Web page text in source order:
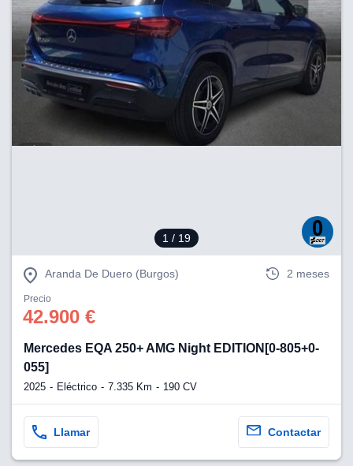
1 / 19
Aranda De Duero (Burgos) 2 meses
Precio
42.900 €
Mercedes EQA 250+ AMG Night EDITION[0-805+0-
055]
2025 Eléctrico 7.335 Km 190 CV
Llamar Contactar